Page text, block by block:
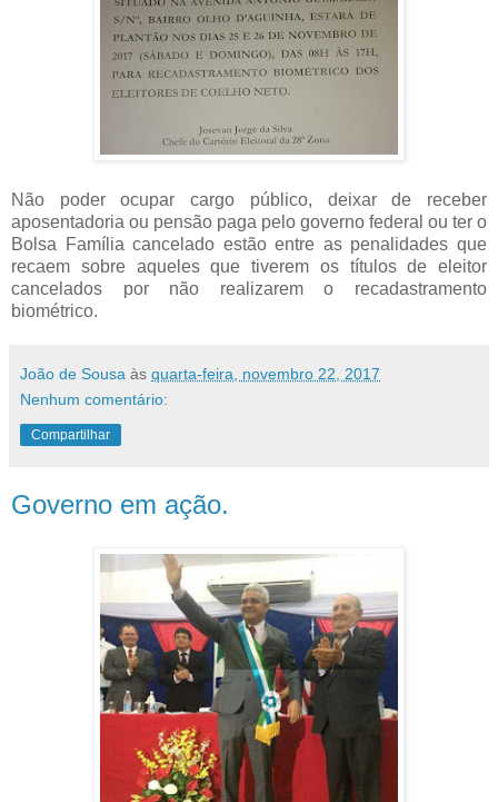
Não poder ocupar cargo público, deixar de receber
aposentadoria ou pensão paga pelo governo federal ou ter o
Bolsa Família cancelado estão entre as penalidades que
recaem sobre aqueles que tiverem os títulos de eleitor
cancelados por não realizarem o recadastramento
biométrico.
João de Sousa às quarta-feira, novembro 22, 2017
Nenhum comentário:
Compartilhar
Governo em ação.